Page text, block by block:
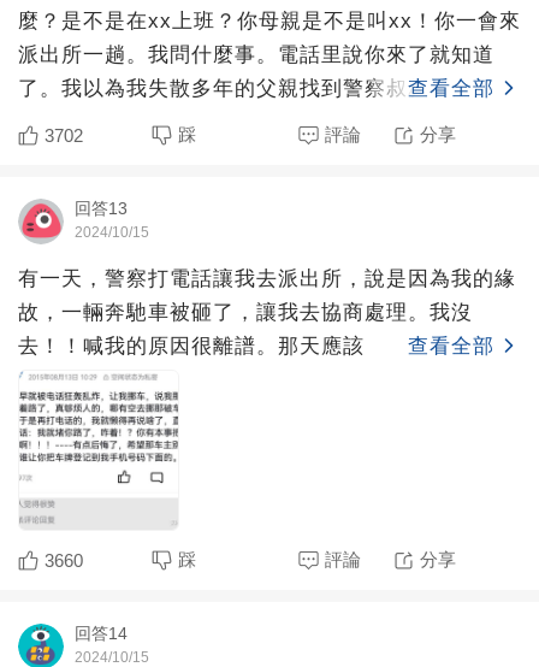
麼？是不是在xx上班？你母親是不是叫xx！你一會來
派出所一趟。我問什麼事。電話里說你來了就知道
了。我以為我失散多年的父親找到警察叔叔要求我贍
養。滿腦子想怎
查看全部
3702 踩 評論 分享
回答13
2024/10/15
有一天，警察打電話讓我去派出所，說是因為我的緣
故，一輛奔馳車被砸了，讓我去協商處理。我沒
去！！喊我的原因很離譜。那天應該
查看全部
3660 踩 評論 分享
回答14
2024/10/15